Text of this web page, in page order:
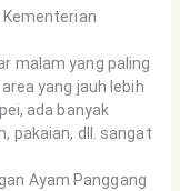
malam yang paling
yang jauh lebih
ada banyak
pakaian, dll. sangat
Ayam Panggang